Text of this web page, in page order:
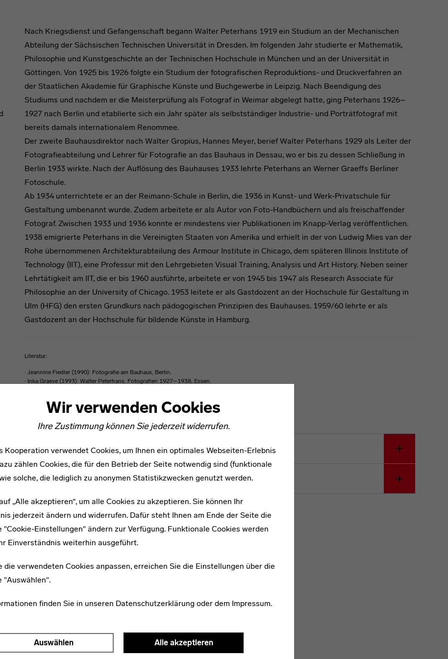
Wir verwenden Cookies
Ihre Zustimmung können Sie jederzeit widerrufen.
Kooperation verwendet Cookies, um Ihnen ein optimales Webseiten-Erlebnis
zählen Cookies, die für den Betrieb der Seite notwendig sind (funktionale
solche, die lediglich zu anonymen Statistikzwecken genutzt werden.
„Alle akzeptieren“, um alle Cookies zu akzeptieren. Sie können Ihr
jederzeit ändern und widerrufen. Dafür steht Ihnen am Ende der Seite die
"Cookie-Einstellungen" ändern zur Verfügung. Funktionale Cookies werden
Einverständnis weiterhin ausgeführt.
die verwendeten Cookies anpassen, erreichen Sie die Einstellungen über die
"Auswählen".
finden Sie in unseren Datenschutzerklärung oder dem Impressum.
Auswählen Alle akzeptieren
Nach Kriegsdienst und Gefangenschaft begann Walter Peterhans 1919 ein Studium an der Mechanischen
Abteilung der Sächsischen Technischen Universität in Dresden. Im folgenden Jahr studierte er Mathematik,
Philosophie und Kunstgeschichte an der Technischen Hochschule in München und an der Universität in
Göttingen. Von 1925 bis 1926 folgte ein Studium der fotografischen Reproduktions- und Druckverfahren an
der Staatlichen Akademie für Graphische Künste und Buchgewerbe in Leipzig. Nach Beendigung des
Studiums und nachdem er die Meisterprüfung als Fotograf in Weimar abgelegt hatte, ging Peterhans 1926–
1927 nach Berlin und etablierte sich ein Jahr später als selbstständiger Industrie- und Porträtfotograf mit
bereits damals internationalem Renommee.
Der zweite Bauhausdirektor nach Walter Gropius, Hannes Meyer, berief Walter Peterhans 1929 als Leiter der
Fotografieabteilung und Lehrer für Fotografie an das Bauhaus in Dessau, wo er bis zu dessen Schließung in
Berlin 1933 wirkte. Nach der Auflösung des Bauhauses 1933 lehrte Peterhans an Werner Graeffs Berliner
Fotoschule.
Ab 1934 unterrichtete er an der Reimann-Schule in Berlin, die 1936 in Kunst- und Werk-Privatschule für
Gestaltung umbenannt wurde. Zudem arbeitete er als Autor von Foto-Handbüchern und als freischaffender
Fotograf. Zwischen 1933 und 1936 konnte er mindestens vier Publikationen im Knapp-Verlag veröffentlichen.
1938 emigrierte Peterhans in die Vereinigten Staaten von Amerika und erhielt in der von Ludwig Mies van der
Rohe übernommenen Architekturabteilung des Armour Institute in Chicago, dem späteren Illinois Institute of
Technology (IIT), eine Professur mit den Lehrgebieten Visual Training, Analysis und Art History. Neben seiner
Lehrtätigkeit am IIT, die er bis 1960 ausführte, arbeitete er von 1945 bis 1947 als Research Associate für
Philosophie an der University of Chicago. 1953 leitete er als Gastdozent an der Hochschule für Gestaltung in
Ulm (HFG) den ersten Grundkurs nach pädogogischen Prinzipien des Bauhauses. 1959/60 lehrte er als
Gastdozent an der Hochschule für bildende Künste in Hamburg.
Literatur:
· Jeannine Fiedler (1990): Fotografie am Bauhaus, Berlin.
· Inka Graeve (1993): Walter Peterhans. Fotografien 1927–1938, Essen.
Weiterführende Links
Netzwerke